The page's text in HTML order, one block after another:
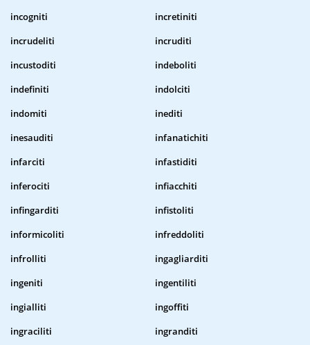
incogniti
incretiniti
incrudeliti
incruditi
incustoditi
indeboliti
indefiniti
indolciti
indomiti
inediti
inesauditi
infanatichiti
infarciti
infastiditi
inferociti
infiacchiti
infingarditi
infistoliti
informicoliti
infreddoliti
infrolliti
ingagliarditi
ingeniti
ingentiliti
ingialliti
ingoffiti
ingraciliti
ingranditi